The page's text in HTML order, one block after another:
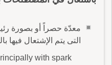
معدّة حصراً أو بصورة
التى يتم الإشتعال فيها
with spark